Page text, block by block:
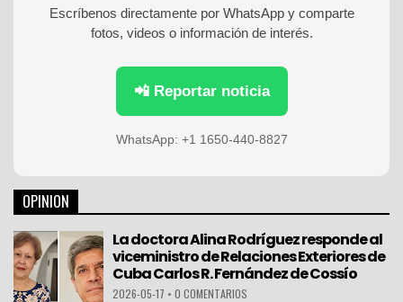
Escríbenos directamente por WhatsApp y comparte
fotos, videos o información de interés.
📲 Reportar noticia
WhatsApp: +1 1650-440-8827
OPINION
La doctora Alina Rodríguez responde al
viceministro de Relaciones Exteriores de
Cuba Carlos R. Fernández de Cossío
2026-05-17 • 0 COMENTARIOS